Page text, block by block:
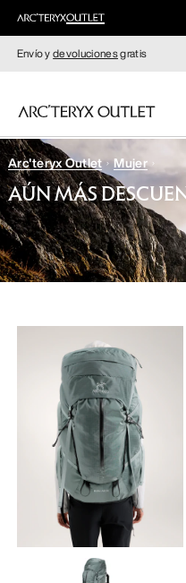
Envío ydevolucionesgratis
MUJERE
HOMBRE
Arc'teryx Outlet Mujer
AÚN MÁS